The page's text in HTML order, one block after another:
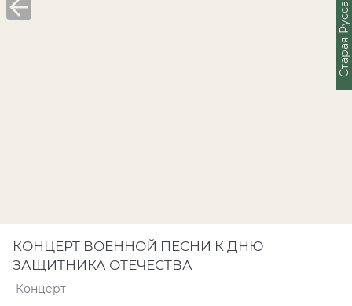
КОНЦЕРТ ВОЕННОЙ ПЕСНИ К ДНЮ
ЗАЩИТНИКА ОТЕЧЕСТВА
Концерт
Старая Русса